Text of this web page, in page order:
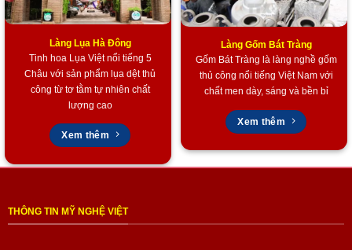
Làng Lụa Hà Đông
Tinh hoa Lụa Việt nổi tiếng 5
Châu với sản phẩm lụa dệt thủ
công từ tơ tằm tự nhiên chất
lượng cao
Xem thêm
Làng Gốm Bát Tràng
Gốm Bát Tràng là làng nghề gốm
thủ công nổi tiếng Việt Nam với
chất men dày, sáng và bền bỉ
Xem thêm
THÔNG TIN MỸ NGHỆ VIỆT